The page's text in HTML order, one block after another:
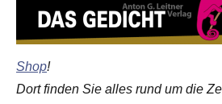
Shop!
Dort finden Sie alles rund um die